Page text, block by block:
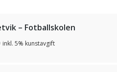
– Fotballskolen
inkl. 5% kunstavgift